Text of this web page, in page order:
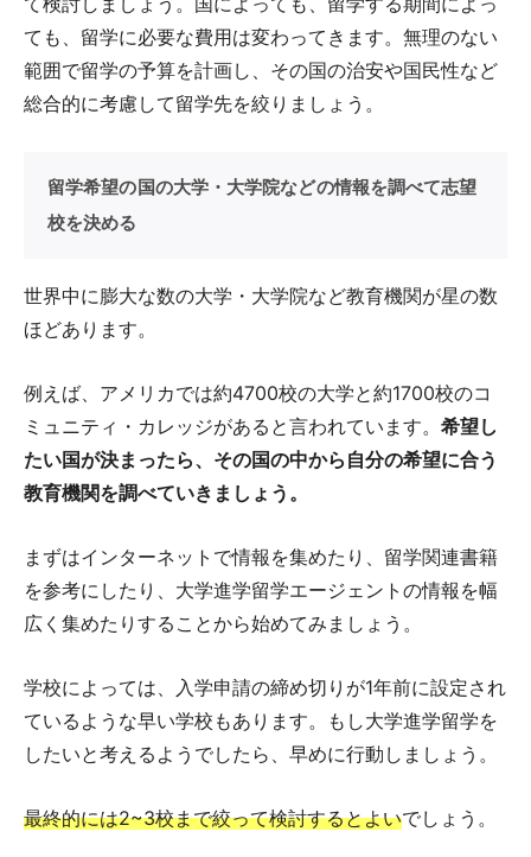
ても、留学に必要な費用は変わってきます。無理のない
範囲で留学の予算を計画し、その国の治安や国民性など
総合的に考慮して留学先を絞りましょう。
留学希望の国の大学・大学院などの情報を調べて志望
校を決める
世界中に膨大な数の大学・大学院など教育機関が星の数
ほどあります。
例えば、アメリカでは約4700校の大学と約1700校のコ
ミュニティ・カレッジがあると言われています。 希望し
たい国が決まったら、その国の中から自分の希望に合う
教育機関を調べていきましょう。
まずはインターネットで情報を集めたり、留学関連書籍
を参考にしたり、大学進学留学エージェントの情報を幅
広く集めたりすることから始めてみましょう。
学校によっては、入学申請の締め切りが1年前に設定され
ているような早い学校もあります。もし大学進学留学を
したいと考えるようでしたら、早めに行動しましょう。
最終的には2~3校まで絞って検討するとよいでしょう。